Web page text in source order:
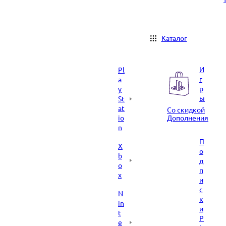
Каталог
Pl
a
y
St
at
io
n
X
b
o
x
N
in
t
e
И
г
р
ы
Со скидкой
Дополнения
П
о
д
п
и
с
к
и
P